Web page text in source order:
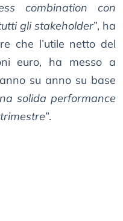
combination con
gli stakeholder”, ha
che l’utile netto del
euro, ha messo a
su anno su base
solida performance
”.